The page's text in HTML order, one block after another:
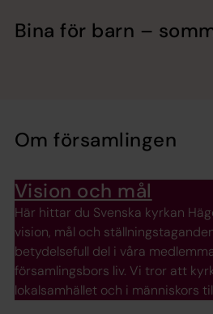
Bina för barn –
Om församlingen
Vision och mål
Här hittar du Svenska kyrkan
vision, mål och
betydelsefull del i våra
församlingsbors liv. Vi tror att
lokalsamhället och i människors